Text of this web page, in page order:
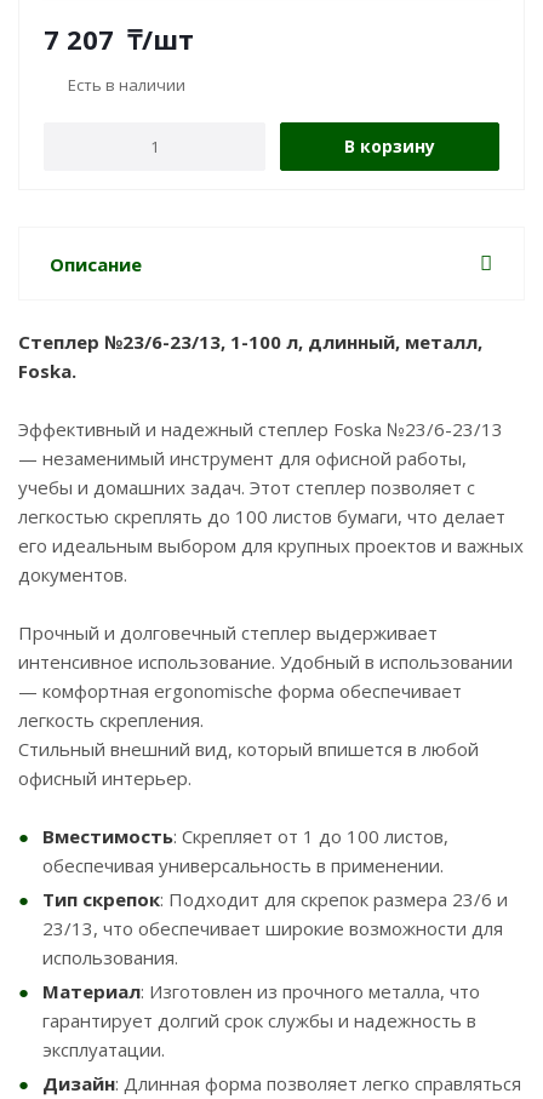
7 207 ₸/шт
Есть в наличии
В корзину
Описание
Степлер №23/6-23/13, 1-100 л, длинный, металл,
Foska.
Эффективный и надежный степлер Foska №23/6-23/13
— незаменимый инструмент для офисной работы,
учебы и домашних задач. Этот степлер позволяет с
легкостью скреплять до 100 листов бумаги, что делает
его идеальным выбором для крупных проектов и важных
документов.
Прочный и долговечный степлер выдерживает
интенсивное использование. Удобный в использовании
— комфортная ergonomische форма обеспечивает
легкость скрепления.
Стильный внешний вид, который впишется в любой
офисный интерьер.
Вместимость: Скрепляет от 1 до 100 листов,
обеспечивая универсальность в применении.
Тип скрепок: Подходит для скрепок размера 23/6 и
23/13, что обеспечивает широкие возможности для
использования.
Материал: Изготовлен из прочного металла, что
гарантирует долгий срок службы и надежность в
эксплуатации.
Дизайн: Длинная форма позволяет легко справляться